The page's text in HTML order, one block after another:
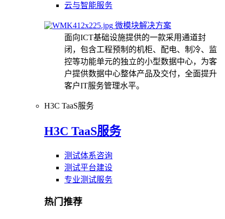
云与智能服务
微模块解决方案
面向ICT基础设施提供的一款采用通道封
闭，包含工程预制的机柜、配电、制冷、监
控等功能单元的独立的小型数据中心，为客
户提供数据中心整体产品及交付，全面提升
客户IT服务管理水平。
H3C TaaS服务
H3C TaaS服务
测试体系咨询
测试平台建设
专业测试服务
热门推荐